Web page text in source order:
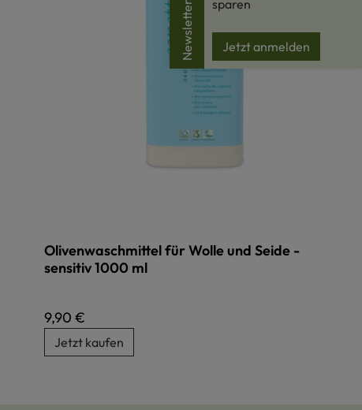
Olivenwaschmittel für Wolle und Seide -
sensitiv 1000 ml
Regulärer Preis:
9,90 €
Jetzt kaufen
Newsletter
sparen
Jetzt anmelden